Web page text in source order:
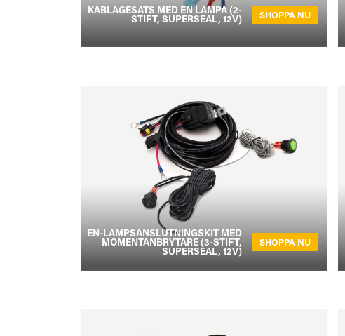
KABLAGESATS MED EN LAMPA (2-
STIFT, SUPERSEAL, 12V) SHOPPA NU
EN-LAMPSANSLUTNINGSKIT MED
MOMENTANBRYTARE (3-STIFT,
SUPERSEAL, 12V)
SHOPPA NU